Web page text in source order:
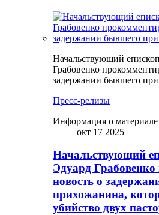
Начальствующий
Грабовенко
задержании бывшего
Пресс-релизы
Информация о материале
окт 17 2025
Начальствующий
Эдуард
новость о
прихожанина,
убийство двух